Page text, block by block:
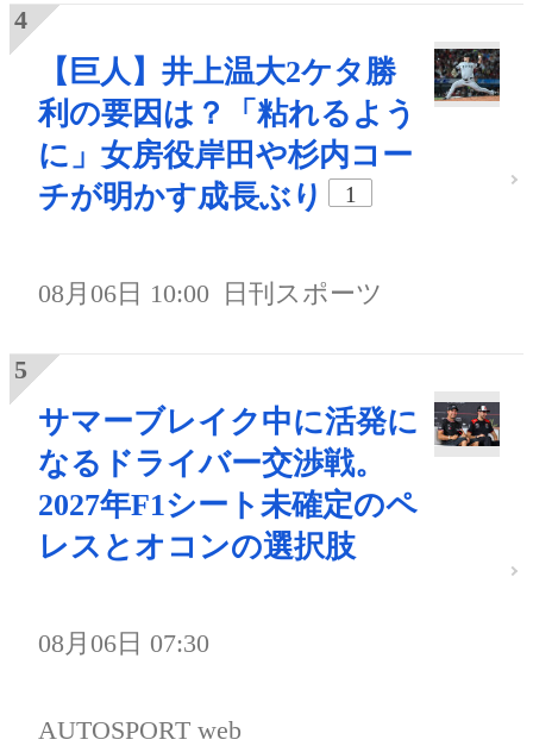
【巨人】井上温大2ケタ勝
利の要因は？「粘れるよう
に」女房役岸田や杉内コー
チが明かす成長ぶり
1
08月06日 10:00 日刊スポーツ
サマーブレイク中に活発に
なるドライバー交渉戦。
2027年F1シート未確定のペ
レスとオコンの選択肢
08月06日 07:30
AUTOSPORT web